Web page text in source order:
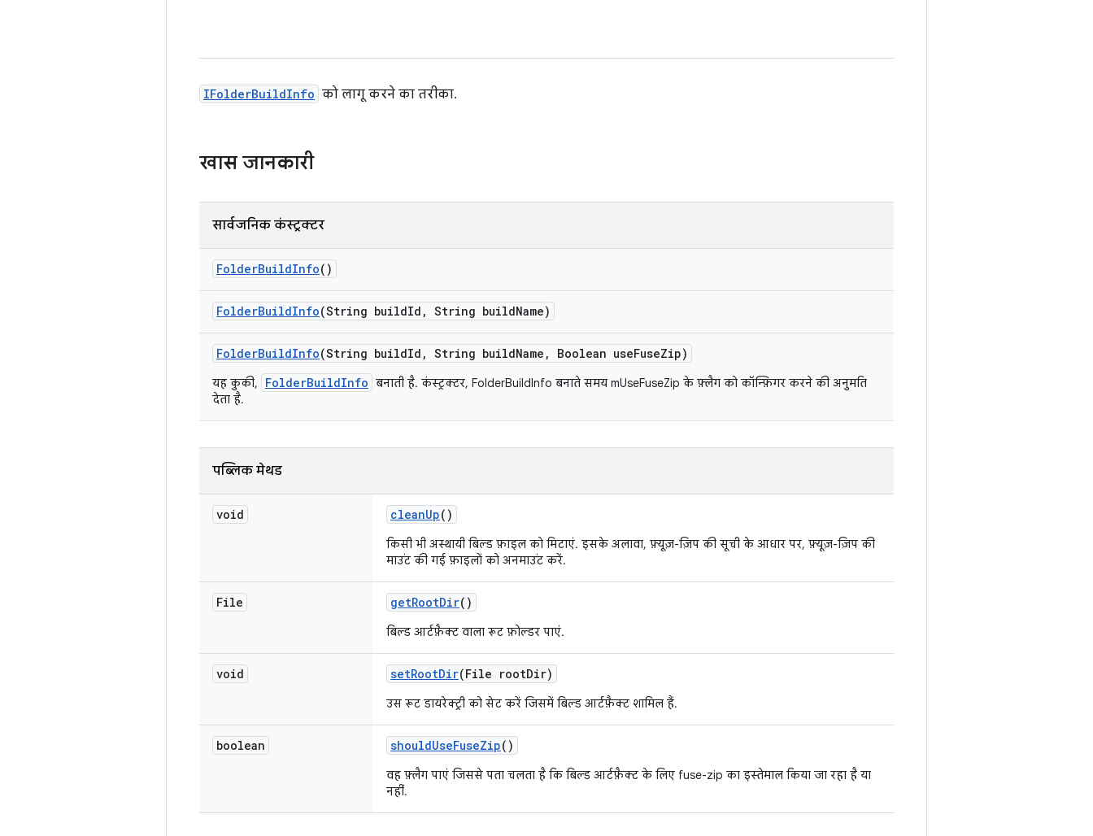
IFolderBuildInfo को लागू करने का तरीका.
खास जानकारी
सार्वजनिक कंस्ट्रक्टर
FolderBuildInfo()
FolderBuildInfo(String buildId , String buildName)
FolderBuildInfo(String buildId , String buildName , Boolean useFuseZip)
यह कुकी, FolderBuildInfo बनाती है. कंस्ट्रक्टर, FolderBuildInfo बनाते समय mUseFuseZip के फ़्लैग को कॉन्फ़िगर करने की अनुमति
देता है.
पब्लिक मेथड
void cleanUp()
किसी भी अस्थायी बिल्ड फ़ाइल को मिटाएं. इसके अलावा, फ़्यूज़-ज़िप की सूची के आधार पर, फ़्यूज़-ज़िप की
माउंट की गई फ़ाइलों को अनमाउंट करें.
File getRootDir()
बिल्ड आर्टफ़ैक्ट वाला रूट फ़ोल्डर पाएं.
void setRootDir(File rootDir)
उस रूट डायरेक्ट्री को सेट करें जिसमें बिल्ड आर्टफ़ैक्ट शामिल हैं.
boolean shouldUseFuseZip()
वह फ़्लैग पाएं जिससे पता चलता है कि बिल्ड आर्टफ़ैक्ट के लिए fuse-zip का इस्तेमाल किया जा रहा है या
नहीं.